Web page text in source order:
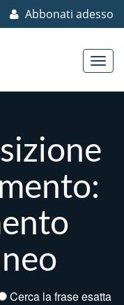
Abbonati adesso
Cerca la frase esatta